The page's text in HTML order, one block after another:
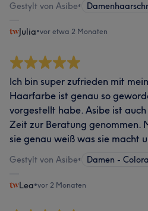
Gestylt von Asibe•
Julia•vor etwa 2 Monaten
Ich bin super zufrieden mit
Haarfarbe ist genau so
vorgestellt habe. Asibe ist
Zeit zur Beratung genommen.
sie genau weiß was sie macht
Gestylt von Asibe• Damen -
Lea•vor 2 Monaten